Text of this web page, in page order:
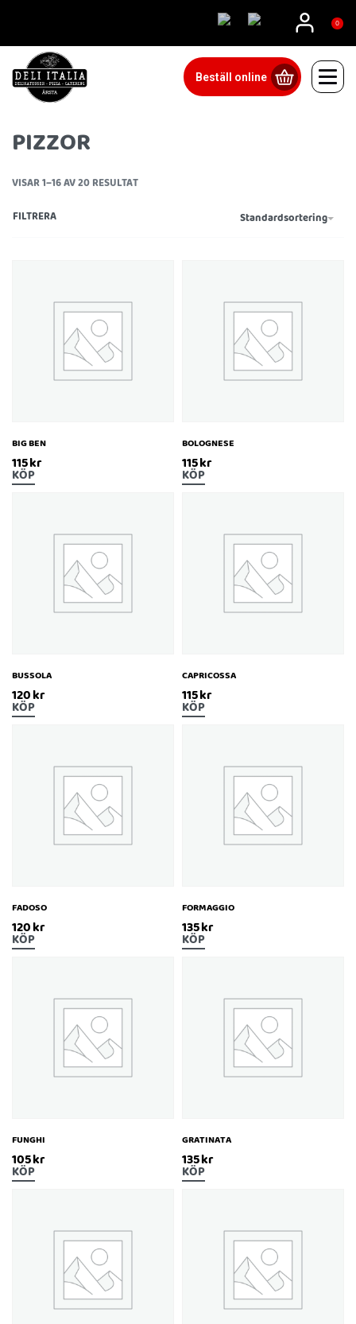
0
Beställ online
PIZZOR
VISAR 1–16 AV 20 RESULTAT
Standardsortering
FILTRERA
BIG BEN
115kr
KÖP
BOLOGNESE
115kr
KÖP
BUSSOLA
120kr
KÖP
CAPRICOSSA
115kr
KÖP
FADOSO
120kr
KÖP
FORMAGGIO
135kr
KÖP
FUNGHI
105kr
KÖP
GRATINATA
135kr
KÖP